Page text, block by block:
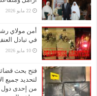
22 مايو 2026
في تبادل
10 مايو 2026
فتح بحث
لتحديد جميع
من إحدى دول